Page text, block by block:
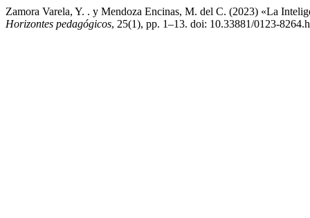
Zamora Varela, Y. . y Mendoza Encinas, M. del C. (2023) «La
Horizontes pedagógicos, 25(1), pp. 1–13. doi: 10.33881/0123-